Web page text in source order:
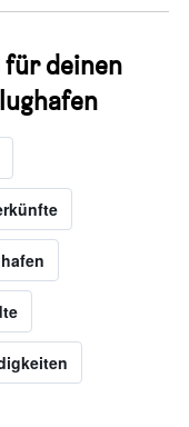
für deinen